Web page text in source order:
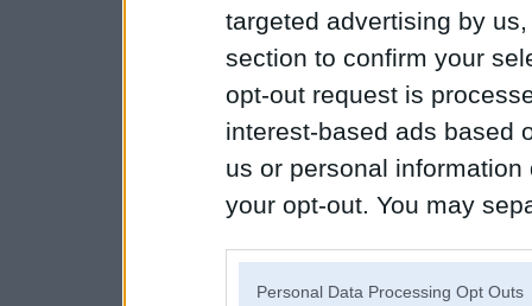
targeted advertising by
section to confirm your
opt-out request is
interest-based ads based
us or personal
your opt-out. You may
Personal Data Processing Opt Outs